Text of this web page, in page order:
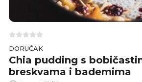
DORUČAK
Chia pudding s
breskvama i bademima